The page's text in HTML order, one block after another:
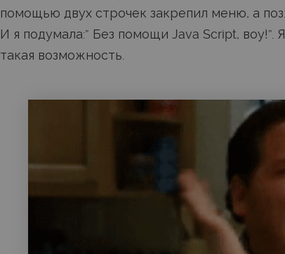
помощью двух строчек закрепил меню, а
И я подумала:” Без помощи Java Script,
такая возможность.